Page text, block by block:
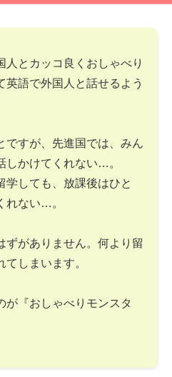
人とカッコ良くおしゃべり
英語で外国人と話せるよう
ですが、先進国では、みん
しかけてくれない…。
学しても、放課後はひと
れない…。
ずがありません。何より留
しまいます。
が『おしゃべりモンスタ